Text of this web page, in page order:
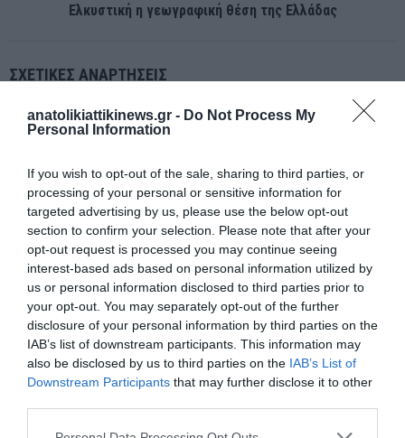
anatolikiattikinews.gr - Do Not Process My
Personal Information
If you wish to opt-out of the sale, sharing to third parties, or
processing of your personal or sensitive information for
targeted advertising by us, please use the below opt-out
section to confirm your selection. Please note that after your
opt-out request is processed you may continue seeing
interest-based ads based on personal information utilized by
us or personal information disclosed to third parties prior to
your opt-out. You may separately opt-out of the further
disclosure of your personal information by third parties on the
IAB’s list of downstream participants. This information may
also be disclosed by us to third parties on the IAB’s List of
Downstream Participants that may further disclose it to other
Ελκυστική η γεωγραφική θέση της Ελλάδας
ΣΧΕΤΙΚΈΣ ΑΝΑΡΤΉΣΕΙΣ
28η Οκτωβρίου: Τα «κλικ» που έγραψαν Ιστορία